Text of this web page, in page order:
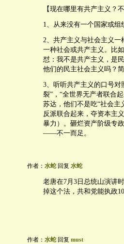
【现在哪里有共产主义？
1、从来没有一个国家或
2、共产主义与社会主义一
一种社会或共产主义。比
怼：我不是共产主义，是
他们的民主社会主义吗？
3、听听共产主义的口号对
裂”，“全世界无产者联
苏达，他们不是吃“社会主
反派联合起来，夺资本主
暴力）。砸烂资产阶级专
——不一而足。
作者： 水蛇 回复 水蛇
老唐在7月3日总统山演讲
掉这个法，共和党能执政
作者： 水蛇 回复 must